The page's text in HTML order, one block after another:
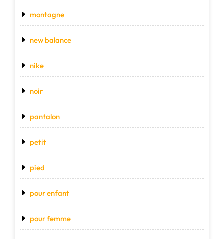
montagne
new balance
nike
noir
pantalon
petit
pied
pour enfant
pour femme